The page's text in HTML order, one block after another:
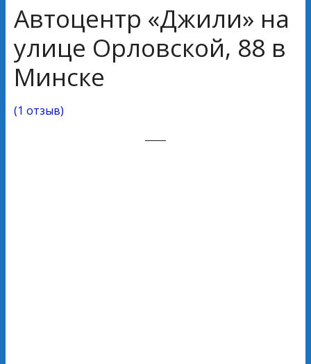
Автоцентр «Джили» на
улице Орловской, 88 в
Минске
(1 отзыв)